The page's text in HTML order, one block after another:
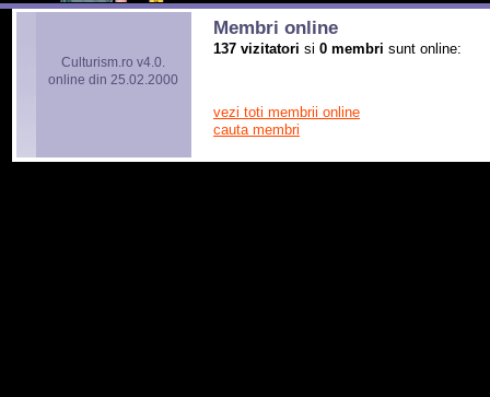
Culturism.ro v4.0.
online din 25.02.2000
Membri online
137 vizitatori si 0 membri sunt online:
vezi toti membrii online
cauta membri